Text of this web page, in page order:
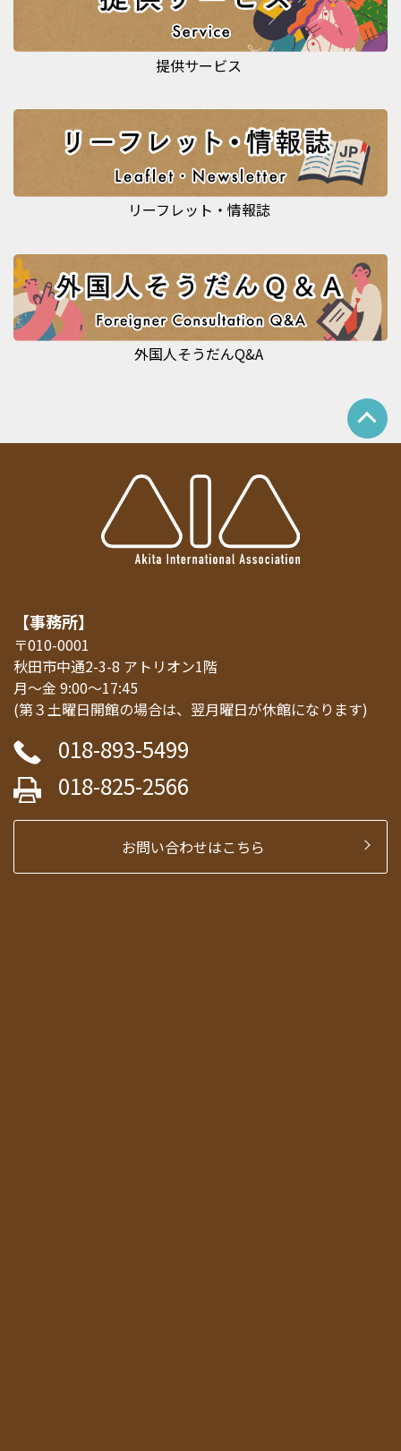
提供サービス
リーフレット・情報誌
外国人そうだんQ&A
【事務所】
〒010-0001
秋田市中通2-3-8 アトリオン1階
月～金 9:00～17:45
(第３土曜日開館の場合は、翌月曜日が休館になります)
018-893-5499
018-825-2566
お問い合わせはこちら